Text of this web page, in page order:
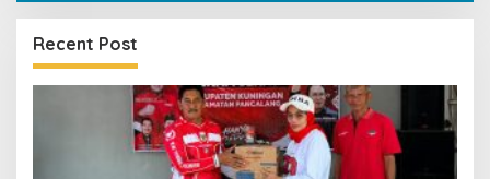
Recent Post